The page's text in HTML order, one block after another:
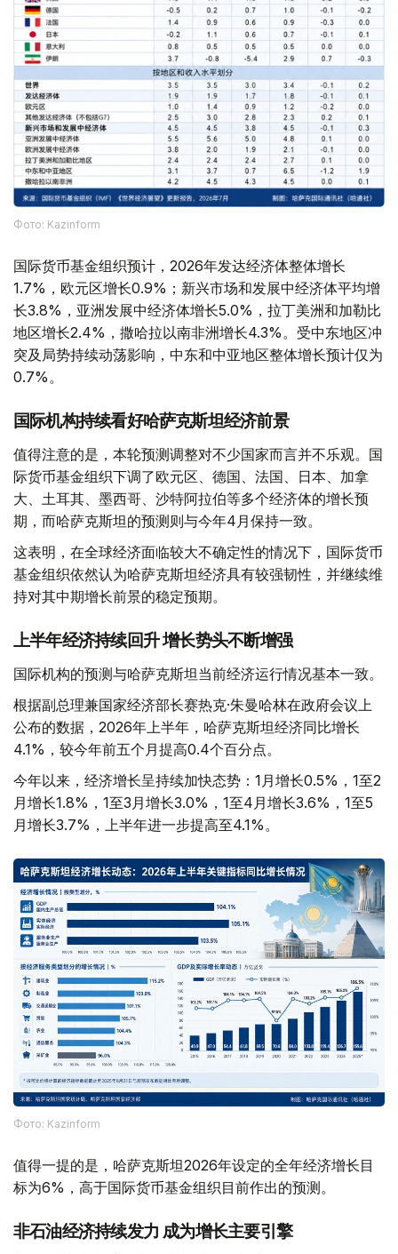
Фото: Kazinform
国际货币基金组织预计，2026年发达经济体整体增长
1.7%，欧元区增长0.9%；新兴市场和发展中经济体平均增
长3.8%，亚洲发展中经济体增长5.0%，拉丁美洲和加勒比
地区增长2.4%，撒哈拉以南非洲增长4.3%。受中东地区冲
突及局势持续动荡影响，中东和中亚地区整体增长预计仅为
0.7%。
国际机构持续看好哈萨克斯坦经济前景
值得注意的是，本轮预测调整对不少国家而言并不乐观。国
际货币基金组织下调了欧元区、德国、法国、日本、加拿
大、土耳其、墨西哥、沙特阿拉伯等多个经济体的增长预
期，而哈萨克斯坦的预测则与今年4月保持一致。
这表明，在全球经济面临较大不确定性的情况下，国际货币
基金组织依然认为哈萨克斯坦经济具有较强韧性，并继续维
持对其中期增长前景的稳定预期。
上半年经济持续回升 增长势头不断增强
国际机构的预测与哈萨克斯坦当前经济运行情况基本一致。
根据副总理兼国家经济部长赛热克·朱曼哈林在政府会议上
公布的数据，2026年上半年，哈萨克斯坦经济同比增长
4.1%，较今年前五个月提高0.4个百分点。
今年以来，经济增长呈持续加快态势：1月增长0.5%，1至2
月增长1.8%，1至3月增长3.0%，1至4月增长3.6%，1至5
月增长3.7%，上半年进一步提高至4.1%。
Фото: Kazinform
值得一提的是，哈萨克斯坦2026年设定的全年经济增长目
标为6%，高于国际货币基金组织目前作出的预测。
非石油经济持续发力 成为增长主要引擎